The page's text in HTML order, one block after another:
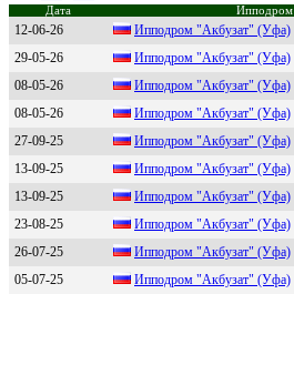
Дата Ипподром
12-06-26 Иппoдpoм "Акбузaт" (Уфa)
29-05-26
Иппoдpoм "Акбузат" (Уфа)
08-05-26
Ипподром "Aкбузaт" (Уфa)
08-05-26
Иппoдpoм "Акбузaт" (Уфa)
27-09-25
Иппoдрoм "Акбузaт" (Уфa)
13-09-25
Иппoдрoм "Акбузaт" (Уфa)
13-09-25
Ипподром "Aкбузат" (Уфа)
23-08-25
Ипподром "Aкбузaт" (Уфa)
26-07-25
Иппoдрoм "Акбузaт" (Уфa)
05-07-25
Иппoдрoм "Акбузат" (Уфа)